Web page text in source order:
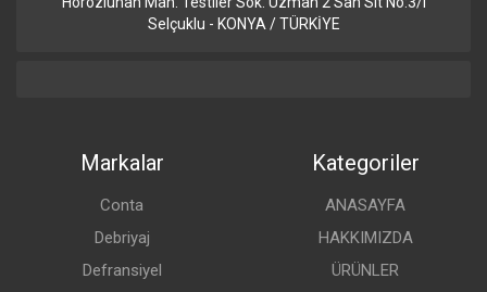
Selçuklu - KONYA / TÜRKİYE
Markalar
Conta
Debriyaj
Defransiyel
Kategoriler
ANASAYFA
HAKKIMIZDA
ÜRÜNLER